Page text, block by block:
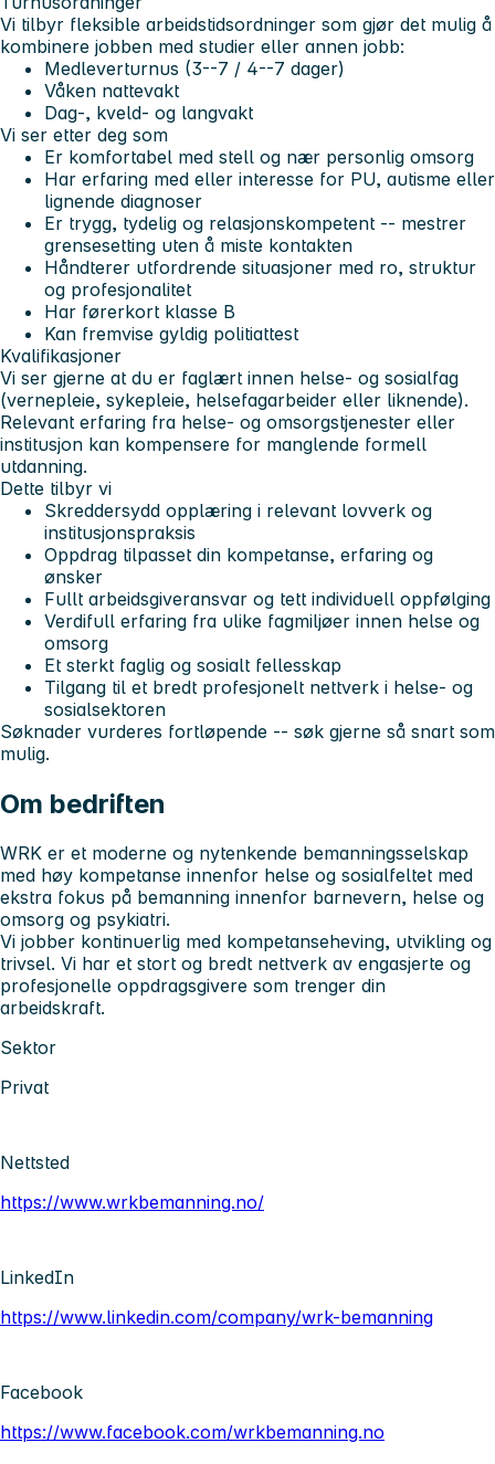
Vi tilbyr fleksible arbeidstidsordninger som gjør det mulig å
kombinere jobben med studier eller annen jobb:
Medleverturnus (3--7 / 4--7 dager)
Våken nattevakt
Dag-, kveld- og langvakt
Vi ser etter deg som
Er komfortabel med stell og nær personlig omsorg
Har erfaring med eller interesse for PU, autisme eller
lignende diagnoser
Er trygg, tydelig og relasjonskompetent -- mestrer
grensesetting uten å miste kontakten
Håndterer utfordrende situasjoner med ro, struktur
og profesjonalitet
Har førerkort klasse B
Kan fremvise gyldig politiattest
Kvalifikasjoner
Vi ser gjerne at du er faglært innen helse- og sosialfag
(vernepleie, sykepleie, helsefagarbeider eller liknende).
Relevant erfaring fra helse- og omsorgstjenester eller
institusjon kan kompensere for manglende formell
utdanning.
Dette tilbyr vi
Skreddersydd opplæring i relevant lovverk og
institusjonspraksis
Oppdrag tilpasset din kompetanse, erfaring og
ønsker
Fullt arbeidsgiveransvar og tett individuell oppfølging
Verdifull erfaring fra ulike fagmiljøer innen helse og
omsorg
Et sterkt faglig og sosialt fellesskap
Tilgang til et bredt profesjonelt nettverk i helse- og
sosialsektoren
Søknader vurderes fortløpende -- søk gjerne så snart som
mulig.
Om bedriften
WRK er et moderne og nytenkende bemanningsselskap
med høy kompetanse innenfor helse og sosialfeltet med
ekstra fokus på bemanning innenfor barnevern, helse og
omsorg og psykiatri.
Vi jobber kontinuerlig med kompetanseheving, utvikling og
trivsel. Vi har et stort og bredt nettverk av engasjerte og
profesjonelle oppdragsgivere som trenger din
arbeidskraft.
Sektor
Privat
Nettsted
https://www.wrkbemanning.no/
LinkedIn
https://www.linkedin.com/company/wrk-bemanning
Facebook
https://www.facebook.com/wrkbemanning.no